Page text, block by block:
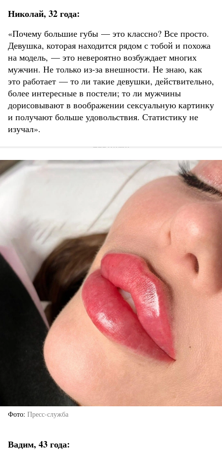
Николай, 32 года:
«Почему большие губы — это классно? Все просто.
Девушка, которая находится рядом с тобой и похожа
на модель, — это невероятно возбуждает многих
мужчин. Не только из-за внешности. Не знаю, как
это работает — то ли такие девушки, действительно,
более интересные в постели; то ли мужчины
дорисовывают в воображении сексуальную картинку
и получают больше удовольствия. Статистику не
изучал».
Фото Пресс-служба
Вадим, 43 года: